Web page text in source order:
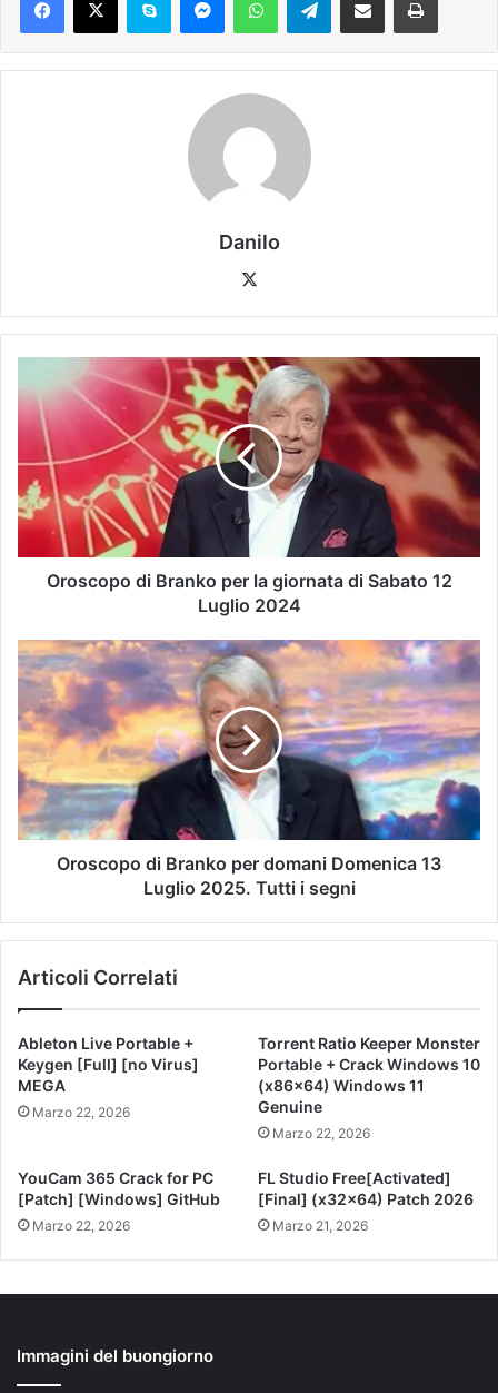
Danilo
Oroscopo di Branko per la giornata di Sabato 12
Luglio 2024
Oroscopo di Branko per domani Domenica 13
Luglio 2025. Tutti i segni
Articoli Correlati
Ableton Live Portable +
Keygen [Full] [no Virus]
MEGA
Marzo 22, 2026
Torrent Ratio Keeper Monster
Portable + Crack Windows 10
(x86x64) Windows 11
Genuine
Marzo 22, 2026
YouCam 365 Crack for PC
[Patch] [Windows] GitHub
Marzo 22, 2026
FL Studio Free[Activated]
[Final] (x32x64) Patch 2026
Marzo 21, 2026
Immagini del buongiorno